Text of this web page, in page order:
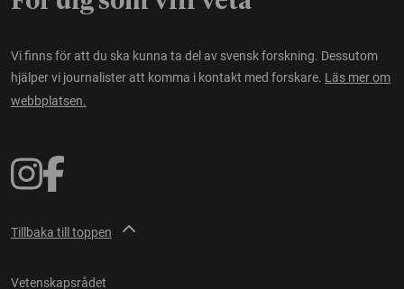
Vi finns för att du ska kunna ta del av svensk forskning. Dessutom
hjälper vi journalister att komma i kontakt med forskare. Läs mer om
webbplatsen.
Tillbaka till toppen
Vetenskapsrådet